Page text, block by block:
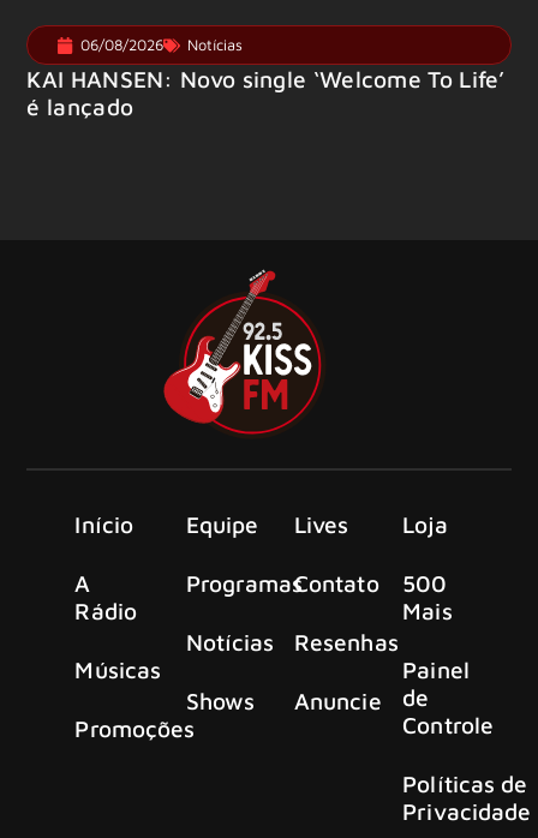
06/08/2026 Notícias
KAI HANSEN: Novo single ‘Welcome To Life’
é lançado
Início
A
Rádio
Músicas
Promoções
Equipe
Programas
Notícias
Shows
Lives
Contato
Resenhas
Anuncie
Loja
500
Mais
Painel
de
Controle
Políticas de
Privacidade